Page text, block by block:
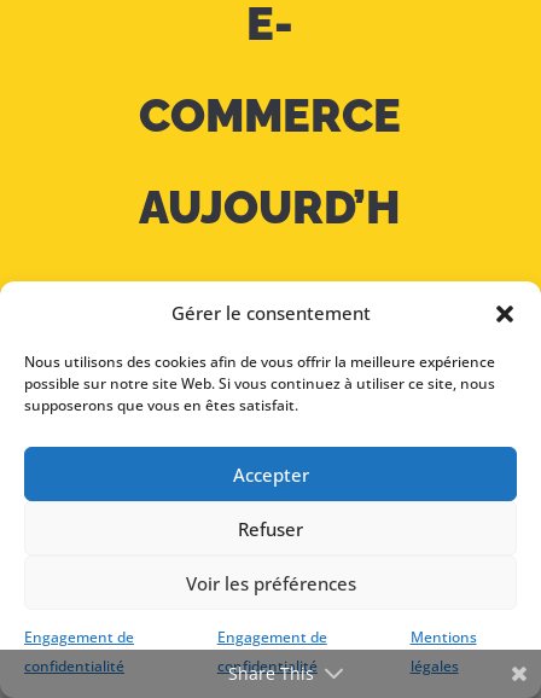
Gérer le consentement
Nous utilisons des cookies afin de vous offrir la meilleure expérience
possible sur notre site Web. Si vous continuez à utiliser ce site, nous
supposerons que vous en êtes satisfait.
Accepter
Refuser
Voir les préférences
Engagement de
confidentialité
Engagement de
confidentialité
Mentions
légales
E-
COMMERCE
AUJOURD’H
UI
GRATUITE
Share This